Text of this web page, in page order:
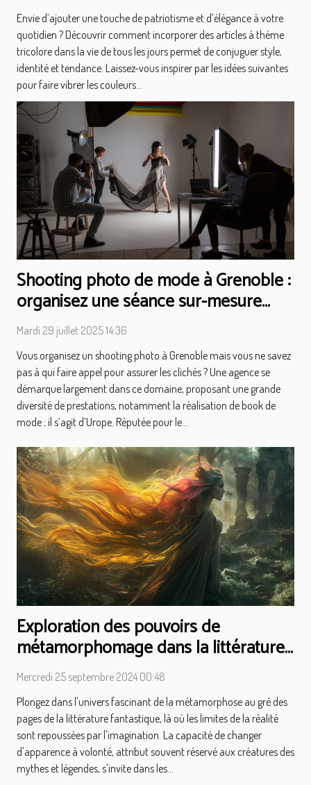
Envie d’ajouter une touche de patriotisme et d’élégance à votre
quotidien ? Découvrir comment incorporer des articles à thème
tricolore dans la vie de tous les jours permet de conjuguer style,
identité et tendance. Laissez-vous inspirer par les idées suivantes
pour faire vibrer les couleurs...
Shooting photo de mode à Grenoble :
organisez une séance sur-mesure
avec des pros !
Mardi 29 juillet 2025 14:36
Vous organisez un shooting photo à Grenoble mais vous ne savez
pas à qui faire appel pour assurer les clichés ? Une agence se
démarque largement dans ce domaine, proposant une grande
diversité de prestations, notamment la réalisation de book de
mode ; il s’agit d’Urope. Réputée pour le...
Exploration des pouvoirs de
métamorphomage dans la littérature
fantastique
Mercredi 25 septembre 2024 00:48
Plongez dans l'univers fascinant de la métamorphose au gré des
pages de la littérature fantastique, là où les limites de la réalité
sont repoussées par l'imagination. La capacité de changer
d'apparence à volonté, attribut souvent réservé aux créatures des
mythes et légendes, s'invite dans les...